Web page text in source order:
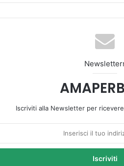
te bo
ok
Tu
be
ra
m
k
Iscriviti alla Newsletter per